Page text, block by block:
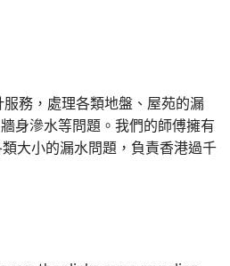
務，處理各類地盤、屋苑的漏
身滲水等問題。我們的師傅擁有
大小的漏水問題，負責香港過千